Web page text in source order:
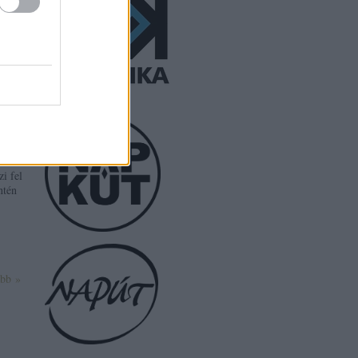
fel
»